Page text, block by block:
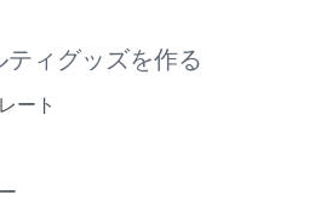
ィグッズを作る
ート